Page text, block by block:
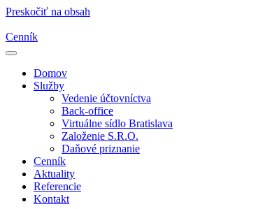
Preskočiť na obsah
Cenník
Domov
Služby
Vedenie účtovníctva
Back-office
Virtuálne sídlo Bratislava
Založenie S.R.O.
Daňové priznanie
Cenník
Aktuality
Referencie
Kontakt